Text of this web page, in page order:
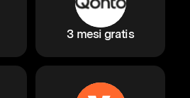
3 mesi gratis